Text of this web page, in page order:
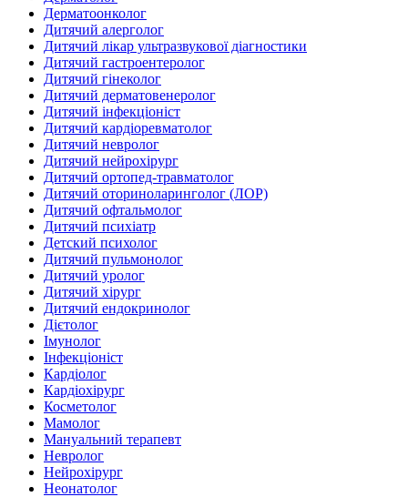
Дерматоонколог
Дитячий алерголог
Дитячий лікар ультразвукової діагностики
Дитячий гастроентеролог
Дитячий гінеколог
Дитячий дерматовенеролог
Дитячий інфекціоніст
Дитячий кардіоревматолог
Дитячий невролог
Дитячий нейрохірург
Дитячий ортопед-травматолог
Дитячий оториноларинголог (ЛОР)
Дитячий офтальмолог
Дитячий психіатр
Детский психолог
Дитячий пульмонолог
Дитячий уролог
Дитячий хірург
Дитячий ендокринолог
Дієтолог
Імунолог
Інфекціоніст
Кардіолог
Кардіохірург
Косметолог
Мамолог
Мануальний терапевт
Невролог
Нейрохірург
Неонатолог